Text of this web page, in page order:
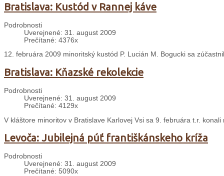
Bratislava: Kustód v Rannej káve
Podrobnosti
Uverejnené: 31. august 2009
Prečítané: 4376x
12. februára 2009 minoritský kustód P. Lucián M. Bogucki sa
Bratislava: Kňazské rekolekcie
Podrobnosti
Uverejnené: 31. august 2009
Prečítané: 4129x
V kláštore minoritov v Bratislave Karlovej Vsi sa 9. februára t.r.
Levoča: Jubilejná púť františkánskeho kríža
Podrobnosti
Uverejnené: 31. august 2009
Prečítané: 5090x